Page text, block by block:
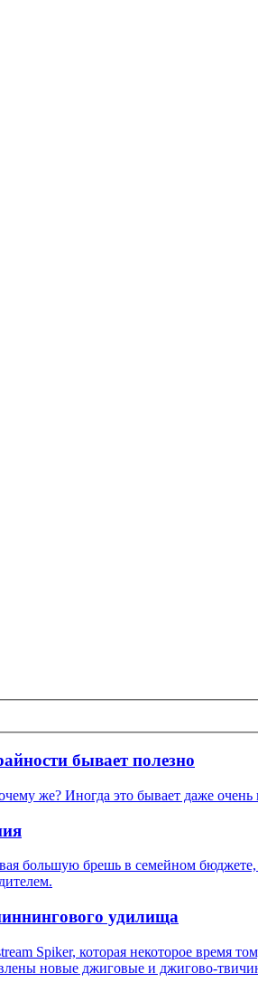
бывает полезно
же? Иногда это бывает даже очень
большую брешь в семейном
удилища
Spiker, которая некоторое время
новые джиговые и джигово-